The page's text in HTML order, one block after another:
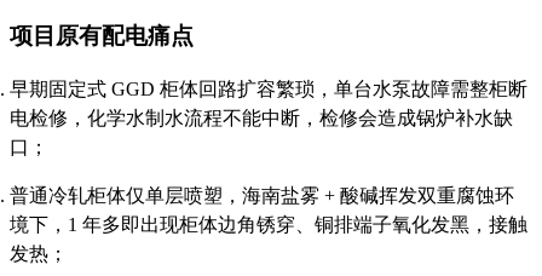
项目原有配电痛点
早期固定式 GGD 柜体回路扩容繁琐，单台水泵故障需整柜断
电检修，化学水制水流程不能中断，检修会造成锅炉补水缺
口；
普通冷轧柜体仅单层喷塑，海南盐雾 + 酸碱挥发双重腐蚀环
境下，1 年多即出现柜体边角锈穿、铜排端子氧化发黑，接触
发热；